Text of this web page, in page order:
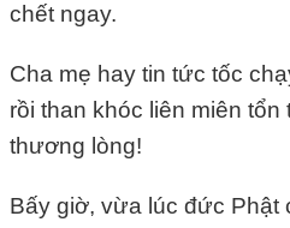
chết ngay.
Cha mẹ hay tin tức tốc
rồi than khóc liên miên
thương lòng!
Bấy giờ, vừa lúc đức Phật